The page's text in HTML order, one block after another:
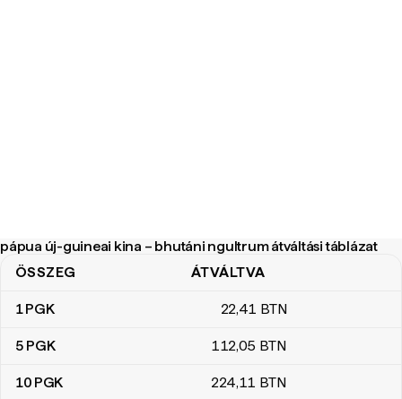
pápua új-guineai kina – bhutáni ngultrum átváltási táblázat
pápua új-guineai kina – bhutáni ngultrum átváltási táblázat
ÖSSZEG ÁTVÁLTVA
1PGK 22,41 BTN
5 PGK 112,05 BTN
10 PGK 224,11 BTN